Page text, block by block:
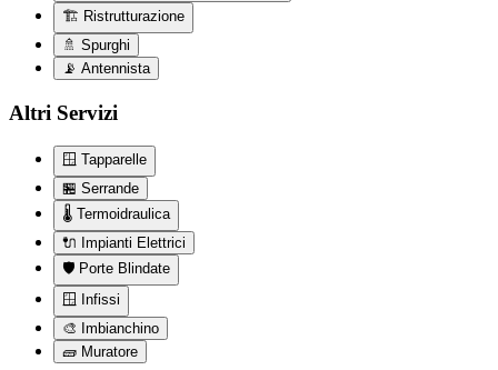
🏗️ Ristrutturazione
🚿 Spurghi
📡 Antennista
Altri Servizi
🪟 Tapparelle
🏪 Serrande
🌡️ Termoidraulica
🔌 Impianti Elettrici
🛡️ Porte Blindate
🪟
Infissi
🎨 Imbianchino
🧱 Muratore